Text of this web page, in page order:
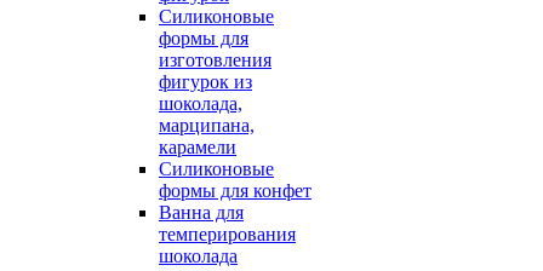
Силиконовые
формы для
изготовления
фигурок из
шоколада,
марципана,
карамели
Силиконовые
формы для конфет
Ванна для
темперирования
шоколада